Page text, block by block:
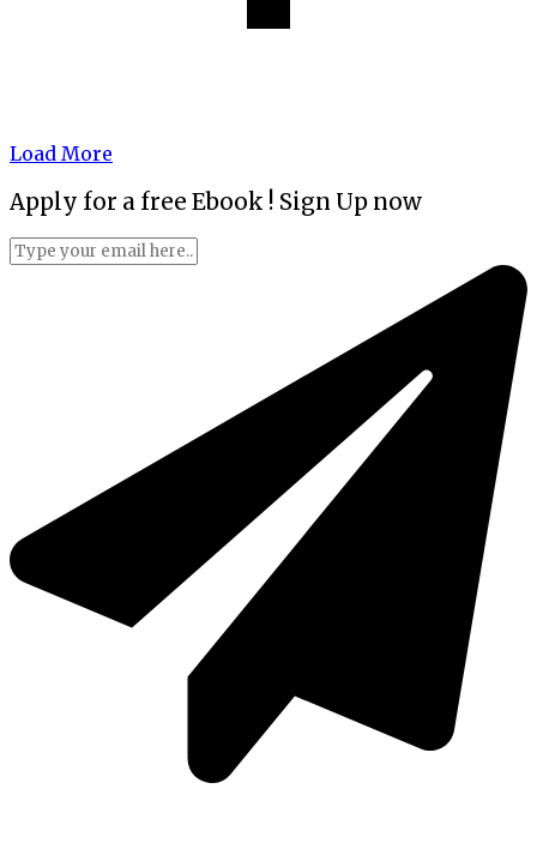
Load More
Apply for a free Ebook ! Sign Up now